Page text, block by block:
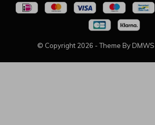
© Copyright 2026 - Theme By DMWS